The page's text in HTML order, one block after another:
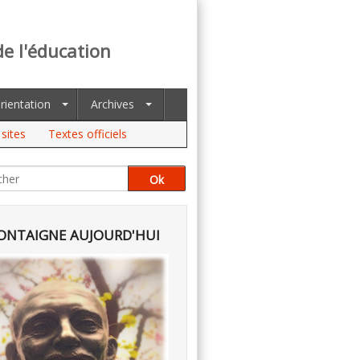
l'éducation
Archives
Textes officiels
AUJOURD'HUI